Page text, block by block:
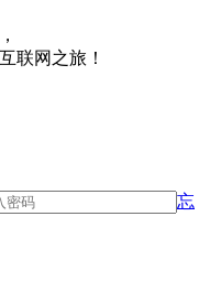
联网之旅！
忘